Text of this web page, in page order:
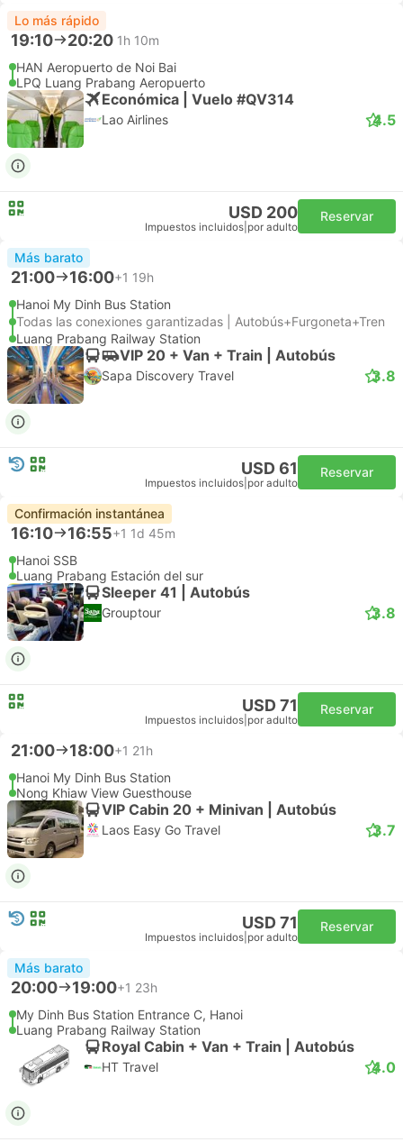
Lo más rápido
19:10 20:20 1h 10m
HAN Aeropuerto de Noi Bai
LPQ Luang Prabang Aeropuerto
Económica | Vuelo #QV314
Lao Airlines 4.5
USD 200
Impuestos incluidos por adulto
Reservar
Más barato
21:00 16:00+1 19h
Hanoi My Dinh Bus Station
Todas las conexiones garantizadas | Autobús+Furgoneta+Tren
Luang Prabang Railway Station
VIP 20 + Van + Train | Autobús
Sapa Discovery Travel 3.8
USD 61
Impuestos incluidos por adulto
Reservar
Confirmación instantánea
16:10 16:55+1 1d 45m
Hanoi SSB
Luang Prabang Estación del sur
Sleeper 41 | Autobús
Grouptour 3.8
USD 71
Impuestos incluidos por adulto
Reservar
21:00 18:00+1 21h
Hanoi My Dinh Bus Station
Nong Khiaw View Guesthouse
VIP Cabin 20 + Minivan | Autobús
Laos Easy Go Travel 3.7
USD 71
Impuestos incluidos por adulto
Reservar
Más barato
20:00 19:00+1 23h
My Dinh Bus Station Entrance C, Hanoi
Luang Prabang Railway Station
Royal Cabin + Van + Train | Autobús
HT Travel 4.0